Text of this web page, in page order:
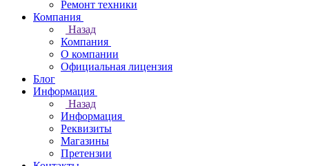
Ремонт техники
Компания
Назад
Компания
О компании
Официальная лицензия
Блог
Информация
Назад
Информация
Реквизиты
Магазины
Претензии